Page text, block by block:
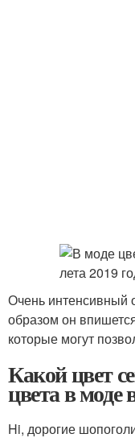
Очень интенсивный
образом он
которые могут
Какой цвет
цвета в моде
Hi, дорогие